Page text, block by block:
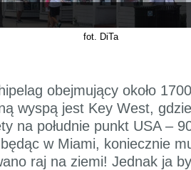
fot. DiTa
obejmujący około
wyspą jest Key West,
na południe punkt USA –
w Miami, koniecznie
raj na ziemi! Jednak ja